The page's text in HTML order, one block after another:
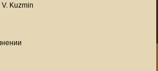
Kuzmin